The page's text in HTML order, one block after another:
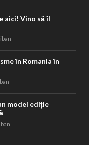
aici! Vino să îl
în Romania în
model ediție